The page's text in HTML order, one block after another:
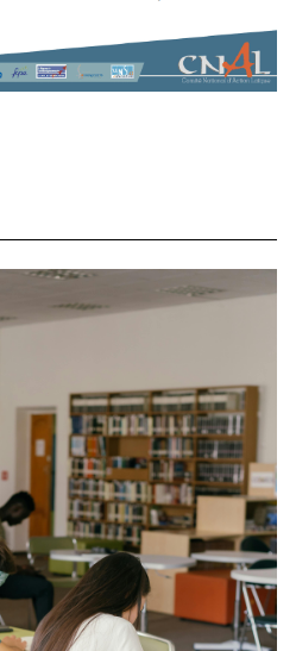
qui met à mal la
de l’enseignement
l’amplification d’un système
au superfétatoire, voire à…